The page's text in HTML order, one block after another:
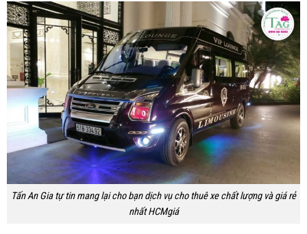
Tấn An Gia tự tin mang lại cho bạn dịch vụ cho thuê xe chất lượng và giá rẻ
nhất HCMgiá